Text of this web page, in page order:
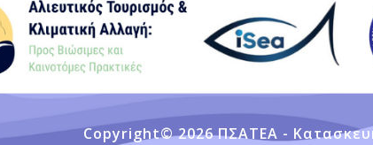
Copyright© 2026 ΠΣΑΤΕΑ -